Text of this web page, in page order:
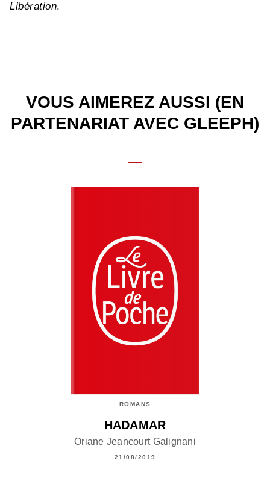
Libération.
VOUS AIMEREZ AUSSI (EN
PARTENARIAT AVEC GLEEPH)
ROMANS
HADAMAR
Oriane Jeancourt Galignani
21/08/2019